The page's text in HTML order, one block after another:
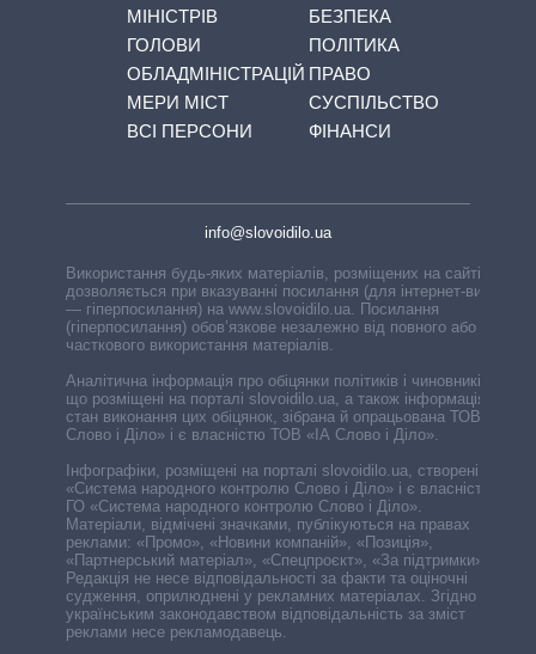
МІНІСТРІВ
ГОЛОВИ
ОБЛАДМІНІСТРАЦІЙ
МЕРИ МІСТ
ВСІ ПЕРСОНИ
БЕЗПЕКА
ПОЛІТИКА
ПРАВО
СУСПІЛЬСТВО
ФІНАНСИ
info@slovoidilo.ua
Використання будь-яких матеріалів, розміщених на сайті,
дозволяється при вказуванні посилання (для інтернет-видань
— гіперпосилання) на www.slovoidilo.ua. Посилання
(гіперпосилання) обов’язкове незалежно від повного або
часткового використання матеріалів.
Аналітична інформація про обіцянки політиків і чиновників,
що розміщені на порталі slovoidilo.ua, а також інформація про
стан виконання цих обіцянок, зібрана й опрацьована ТОВ «ІА
Слово і Діло» і є власністю ТОВ «ІА Слово і Діло».
Інфографіки, розміщені на порталі slovoidilo.ua, створені ГО
«Система народного контролю Слово і Діло» і є власністю
ГО «Система народного контролю Слово і Діло».
Матеріали, відмічені значками, публікуються на правах
реклами: «Промо», «Новини компаній», «Позиція»,
«Партнерський матеріал», «Спецпроєкт», «За підтримки».
Редакція не несе відповідальності за факти та оціночні
судження, оприлюднені у рекламних матеріалах. Згідно з
українським законодавством відповідальність за зміст
реклами несе рекламодавець.